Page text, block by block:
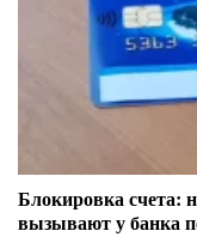
Блокировка счета:
вызывают у банка